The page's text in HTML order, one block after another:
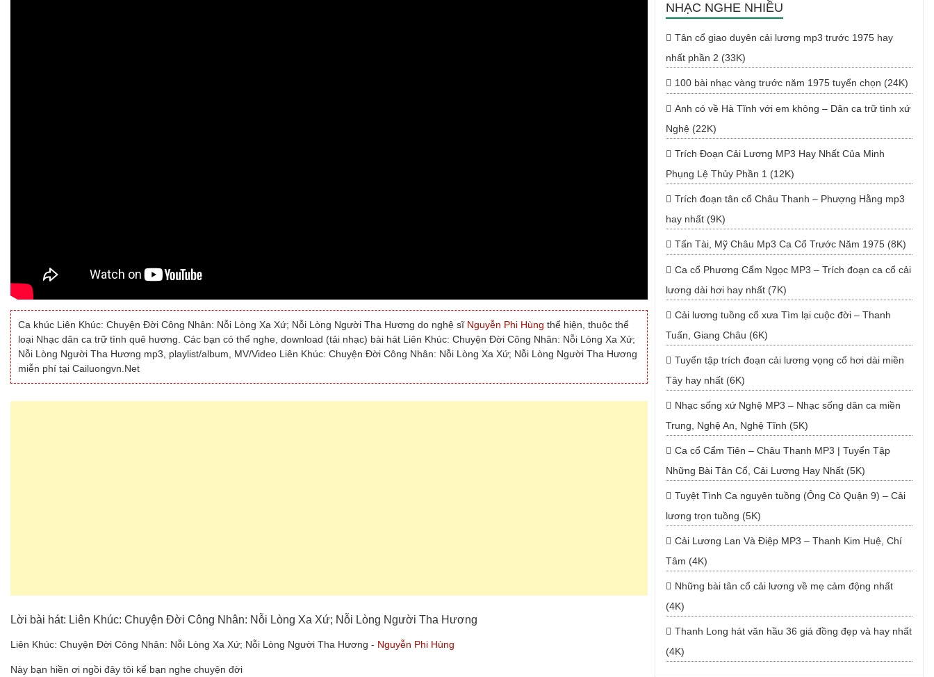
Ca khúc Liên Khúc: Chuyện Đời Công Nhân: Nỗi Lòng Xa Xứ; Nỗi Lòng Người Tha Hương do nghệ sĩ Nguyễn Phi Hùng thể hiện, thuộc thể
loại Nhạc dân ca trữ tình quê hương. Các bạn có thể nghe, download (tải nhạc) bài hát Liên Khúc: Chuyện Đời Công Nhân: Nỗi Lòng Xa Xứ;
Nỗi Lòng Người Tha Hương mp3, playlist/album, MV/Video Liên Khúc: Chuyện Đời Công Nhân: Nỗi Lòng Xa Xứ; Nỗi Lòng Người Tha Hương
miễn phí tại Cailuongvn.Net
Lời bài hát: Liên Khúc: Chuyện Đời Công Nhân: Nỗi Lòng Xa Xứ; Nỗi Lòng Người Tha Hương
Liên Khúc: Chuyện Đời Công Nhân: Nỗi Lòng Xa Xứ; Nỗi Lòng Người Tha Hương - Nguyễn Phi Hùng
Này bạn hiền ơi ngồi đây tôi kể bạn nghe chuyện đời
NHẠC NGHE NHIỀU
Tân cổ giao duyên cải lương mp3 trước 1975 hay
nhất phần 2 (33K)
100 bài nhạc vàng trước năm 1975 tuyển chọn (24K)
Anh có về Hà Tĩnh với em không – Dân ca trữ tình xứ
Nghệ (22K)
Trích Đoạn Cải Lương MP3 Hay Nhất Của Minh
Phụng Lệ Thủy Phần 1 (12K)
Trích đoạn tân cổ Châu Thanh – Phượng Hằng mp3
hay nhất (9K)
Tấn Tài, Mỹ Châu Mp3 Ca Cổ Trước Năm 1975 (8K)
Ca cổ Phương Cẩm Ngọc MP3 – Trích đoạn ca cổ cải
lương dài hơi hay nhất (7K)
Cải lương tuồng cổ xưa Tìm lại cuộc đời – Thanh
Tuấn, Giang Châu (6K)
Tuyển tập trích đoạn cải lương vọng cổ hơi dài miền
Tây hay nhất (6K)
Nhạc sống xứ Nghệ MP3 – Nhạc sống dân ca miền
Trung, Nghệ An, Nghệ Tĩnh (5K)
Ca cổ Cẩm Tiên – Châu Thanh MP3 | Tuyển Tập
Những Bài Tân Cổ, Cải Lương Hay Nhất (5K)
Tuyệt Tình Ca nguyên tuồng (Ông Cò Quận 9) – Cải
lương trọn tuồng (5K)
Cải Lương Lan Và Điệp MP3 – Thanh Kim Huệ, Chí
Tâm (4K)
Những bài tân cổ cải lương về mẹ cảm động nhất
(4K)
Thanh Long hát văn hầu 36 giá đồng đẹp và hay nhất
(4K)